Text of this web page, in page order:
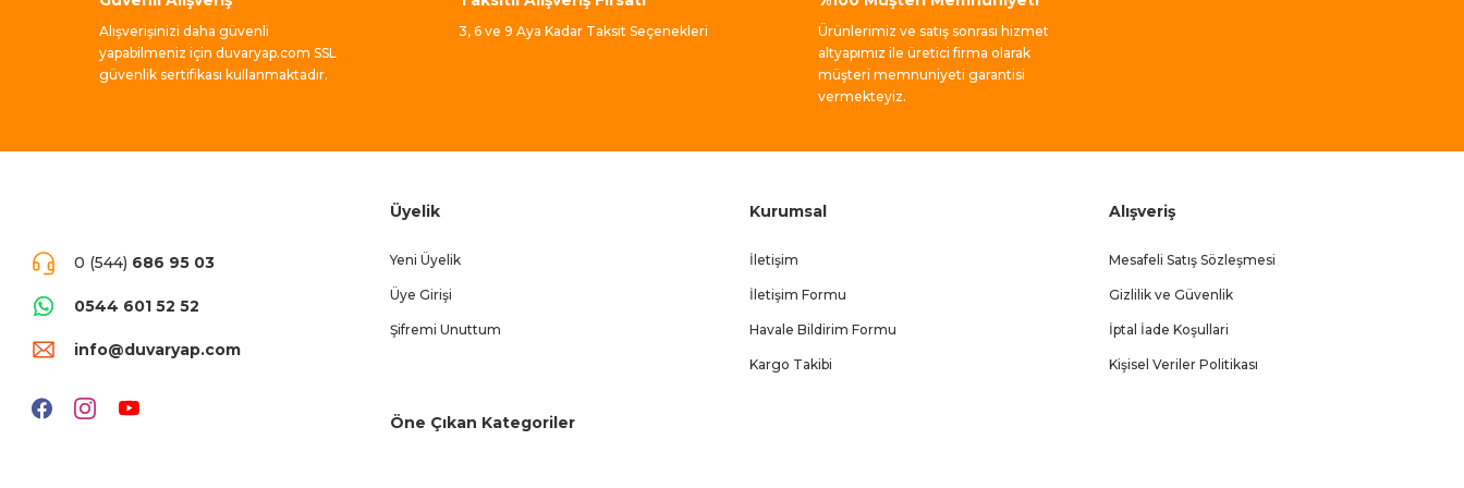
Alışverişinizi daha güvenli
yapabilmeniz için duvaryap.com SSL
güvenlik sertifikası kullanmaktadır.
3, 6 ve 9 Aya Kadar Taksit Seçenekleri
Ürünlerimiz ve satış sonrası hizmet
altyapımız ile üretici firma olarak
müşteri memnuniyeti garantisi
vermekteyiz.
0 (544) 686 95 03
0544 601 52 52
info@duvaryap.com
Üyelik
Yeni Üyelik
Üye Girişi
Şifremi Unuttum
Kurumsal
İletişim
İletişim Formu
Havale Bildirim Formu
Kargo Takibi
Alışveriş
Mesafeli Satış Sözleşmesi
Gizlilik ve Güvenlik
İptal İade Koşullari
Kişisel Veriler Politikası
Öne Çıkan Kategoriler